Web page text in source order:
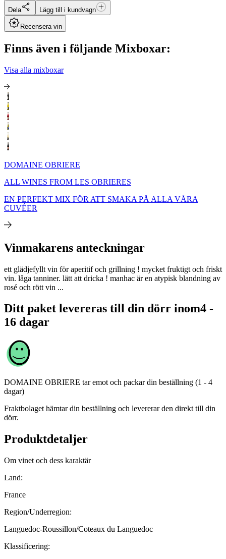
Dela Lägg till i kundvagn
Recensera vin
Finns även i följande Mixboxar:
Visa alla mixboxar
DOMAINE OBRIERE
ALL WINES FROM LES OBRIERES
EN PERFEKT MIX FÖR ATT SMAKA PÅ ALLA VÅRA
CUVÉER
Vinmakarens anteckningar
ett glädjefyllt vin för aperitif och grillning ! mycket fruktigt och friskt
vin. låga tanniner. lätt att dricka ! manhac är en atypisk blandning av
rosé och rött vin ...
Ditt paket levereras till din dörr inom4 -
16 dagar
DOMAINE OBRIERE tar emot och packar din beställning (1 - 4
dagar)
Fraktbolaget hämtar din beställning och levererar den direkt till din
dörr.
Produktdetaljer
Om vinet och dess karaktär
Land:
France
Region/Underregion:
Languedoc-Roussillon/Coteaux du Languedoc
Klassificering: